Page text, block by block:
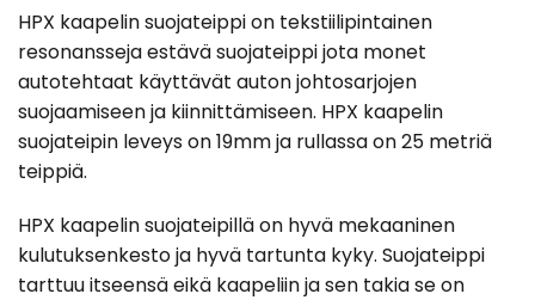
HPX kaapelin suojateippi on tekstiilipintainen
resonansseja estävä suojateippi jota monet
autotehtaat käyttävät auton johtosarjojen
suojaamiseen ja kiinnittämiseen. HPX kaapelin
suojateipin leveys on 19mm ja rullassa on 25 metriä
teippiä.
HPX kaapelin suojateipillä on hyvä mekaaninen
kulutuksenkesto ja hyvä tartunta kyky. Suojateippi
tarttuu itseensä eikä kaapeliin ja sen takia se on